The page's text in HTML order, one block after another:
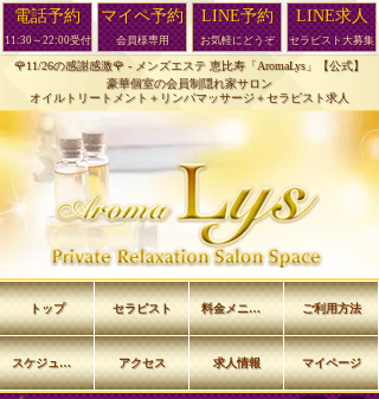
🌹11/26の感謝感激🌹 - メンズエステ 恵比寿「AromaLys」【公式】
豪華個室の会員制隠れ家サロン
オイルトリートメント＋リンパマッサージ＋セラピスト求人
トップ セラピスト 料金メニュー ご利用方法
スケジュール アクセス 求人情報 マイページ
電話予約
11:30～22:00受付
マイペ予約
会員様専用
LINE予約
お気軽にどうぞ
LINE求人
セラピスト大募集